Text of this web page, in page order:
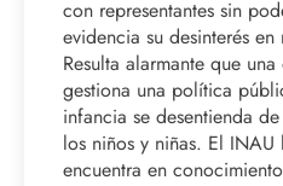
con representantes sin
evidencia su desinterés
Resulta alarmante que
gestiona una política
infancia se desentienda
los niños y niñas. El INAU
encuentra en